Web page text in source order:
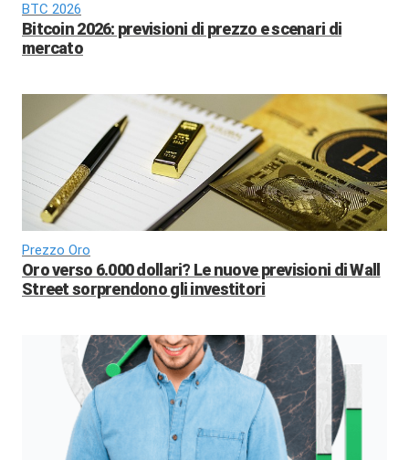
BTC 2026
Bitcoin 2026: previsioni di prezzo e scenari di
mercato
Prezzo Oro
Oro verso 6.000 dollari? Le nuove previsioni di Wall
Street sorprendono gli investitori